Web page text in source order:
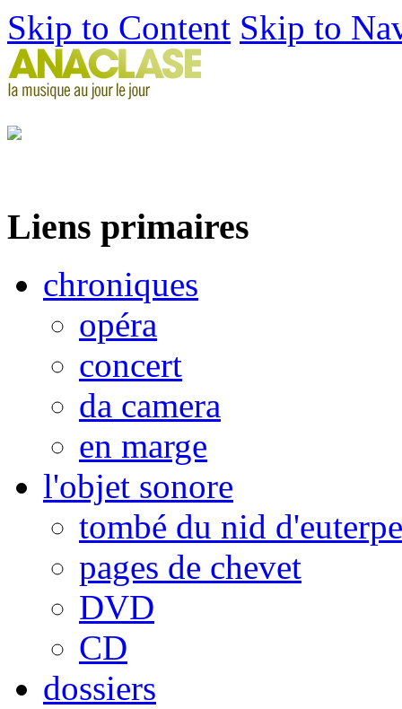
Skip to Content Skip to
Liens primaires
chroniques
opéra
concert
da camera
en marge
l'objet sonore
tombé du nid d'euterpe
pages de chevet
DVD
CD
dossiers